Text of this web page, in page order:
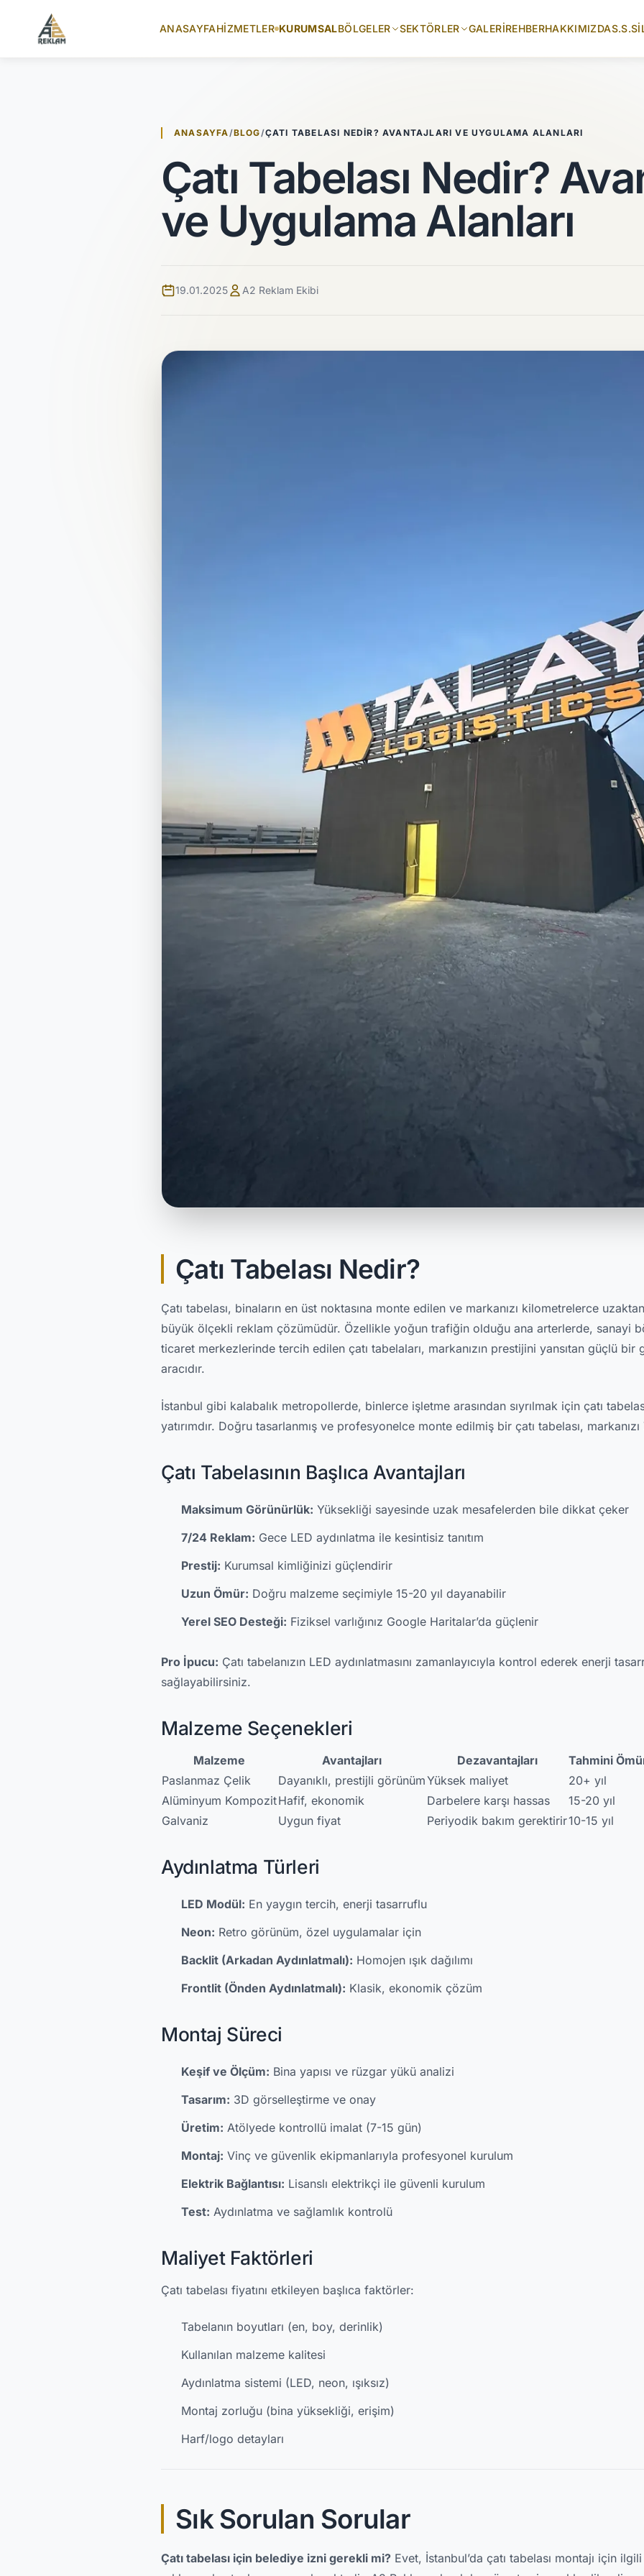
ANASAYFAHIZMETLER KURUMSALBÖLGELER SEKTÖRLER GALERIREHBERHAKKIMIZDAS.S.S
ANASAYFA/BLOG/ÇATI TABELASI NEDIR? AVANTAJLARI VE UYGULAMA ALANLARI
Çatı Tabelası Nedir?
ve Uygulama Alanları
19.01.2025 A2 Reklam Ekibi
Çatı Tabelası Nedir?
Çatı tabelası, binaların en üst noktasına monte edilen ve markanızı kilometrelerce
büyük ölçekli reklam çözümüdür. Özellikle yoğun trafiğin olduğu ana arterlerde, sanayi
ticaret merkezlerinde tercih edilen çatı tabelaları, markanızın prestijini yansıtan güçlü bir
aracıdır.
İstanbul gibi kalabalık metropollerde, binlerce işletme arasından sıyrılmak için çatı
yatırımdır. Doğru tasarlanmış ve profesyonelce monte edilmiş bir çatı tabelası, markanızı
Çatı Tabelasının Başlıca Avantajları
Maksimum Görünürlük: Yüksekliği sayesinde uzak mesafelerden bile dikkat çeker
7/24 Reklam: Gece LED aydınlatma ile kesintisiz tanıtım
Prestij: Kurumsal kimliğinizi güçlendirir
Uzun Ömür: Doğru malzeme seçimiyle 15-20 yıl dayanabilir
Yerel SEO Desteği: Fiziksel varlığınız Google Haritalar’da güçlenir
Pro İpucu: Çatı tabelanızın LED aydınlatmasını zamanlayıcıyla kontrol ederek enerji
sağlayabilirsiniz.
Malzeme Seçenekleri
Malzeme Avantajları Dezavantajları
Tahmini
Paslanmaz Çelik
Dayanıklı, prestijli görünümYüksek maliyet
20+ yıl
Alüminyum KompozitHafif, ekonomik Darbelere karşı hassas
15-20 yıl
Galvaniz
Uygun fiyat Periyodik bakım gerektirir10-15 yıl
Aydınlatma Türleri
LED Modül: En yaygın tercih, enerji tasarruflu
Neon: Retro görünüm, özel uygulamalar için
Backlit (Arkadan Aydınlatmalı): Homojen ışık dağılımı
Frontlit (Önden Aydınlatmalı): Klasik, ekonomik çözüm
Montaj Süreci
Keşif ve Ölçüm: Bina yapısı ve rüzgar yükü analizi
Tasarım: 3D görselleştirme ve onay
Üretim: Atölyede kontrollü imalat (7-15 gün)
Montaj: Vinç ve güvenlik ekipmanlarıyla profesyonel kurulum
Elektrik Bağlantısı: Lisanslı elektrikçi ile güvenli kurulum
Test: Aydınlatma ve sağlamlık kontrolü
Maliyet Faktörleri
Çatı tabelası fiyatını etkileyen başlıca faktörler:
Tabelanın boyutları (en, boy, derinlik)
Kullanılan malzeme kalitesi
Aydınlatma sistemi (LED, neon, ışıksız)
Montaj zorluğu (bina yüksekliği, erişim)
Harf/logo detayları
Sık Sorulan Sorular
Çatı tabelası için belediye izni gerekli mi? Evet, İstanbul’da çatı tabelası montajı için